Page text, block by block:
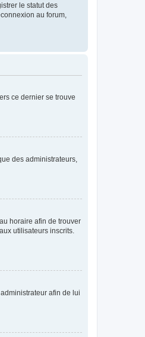
le statut des
au forum,
ce dernier se trouve
des administrateurs,
horaire afin de trouver
utilisateurs inscrits.
afin de lui